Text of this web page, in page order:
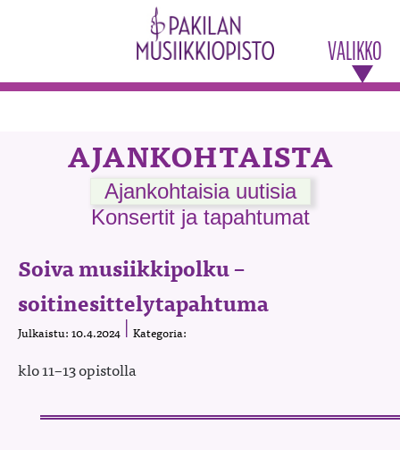
VALIKKO
AJANKOHTAISTA
Ajankohtaisia uutisia
Konsertit ja tapahtumat
Soiva musiikkipolku –
soitinesittelytapahtuma
Julkaistu: 10.4.2024 Kategoria:
klo 11–13 opistolla